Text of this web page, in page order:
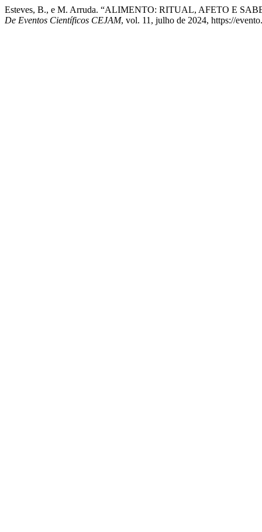
Esteves, B., e M. Arruda. “ALIMENTO: RITUAL, AFETO E
De Eventos Científicos CEJAM, vol. 11, julho de 2024, https://